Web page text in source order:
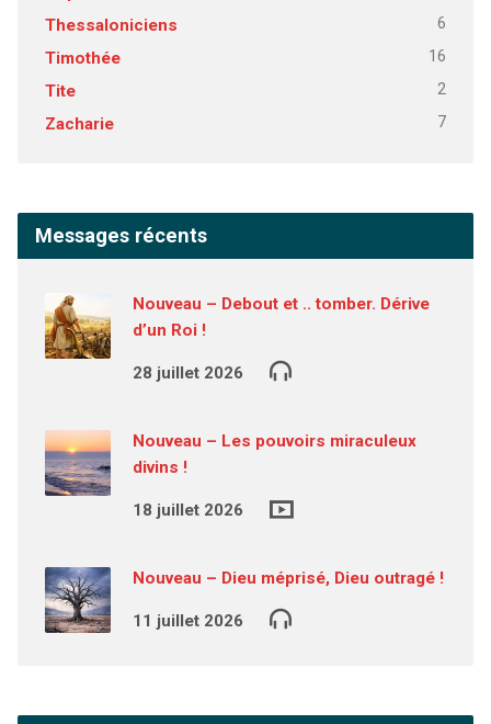
Thessaloniciens 6
Timothée 16
Tite 2
Zacharie 7
Messages récents
Nouveau – Debout et .. tomber. Dérive
d’un Roi !
28 juillet 2026
Nouveau – Les pouvoirs miraculeux
divins !
18 juillet 2026
Nouveau – Dieu méprisé, Dieu outragé !
11 juillet 2026